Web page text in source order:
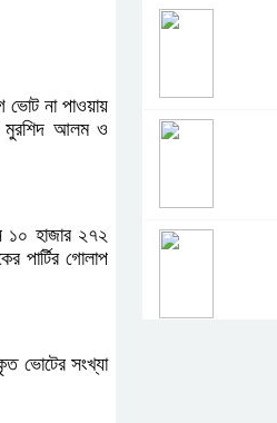
ভোট না পাওয়ায়
মুরশিদ আলম ও
১০ হাজার ২৭২
পার্টির গোলাপ
ভোটের সংখ্যা